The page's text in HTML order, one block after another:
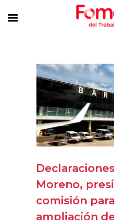
Moreno,
comisión
ampliación